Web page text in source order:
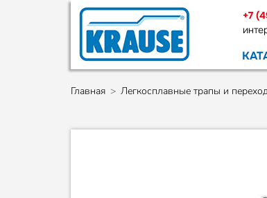
+7
Главная Легкосплавные трапы и